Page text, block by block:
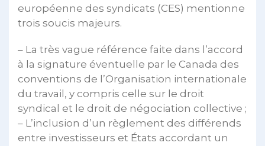
européenne des syndicats (CES) mentionne
trois soucis majeurs.
– La très vague référence faite dans l’accord
à la signature éventuelle par le Canada des
conventions de l’Organisation internationale
du travail, y compris celle sur le droit
syndical et le droit de négociation collective ;
– L’inclusion d’un règlement des différends
entre investisseurs et États accordant un